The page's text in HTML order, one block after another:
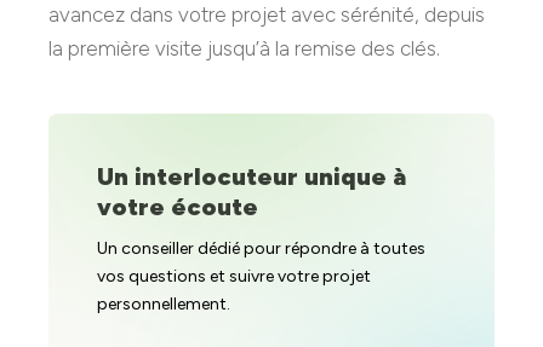
avancez dans votre projet avec sérénité, depuis
la première visite jusqu’à la remise des clés.
Un interlocuteur unique à
votre écoute
Un conseiller dédié pour répondre à toutes
vos questions et suivre votre projet
personnellement.